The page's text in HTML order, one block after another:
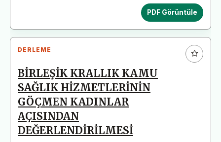
PDF Görüntüle
DERLEME
BİRLEŞİK KRALLIK KAMU
SAĞLIK HİZMETLERİNİN
GÖÇMEN KADINLAR
AÇISINDAN
DEĞERLENDİRİLMESİ